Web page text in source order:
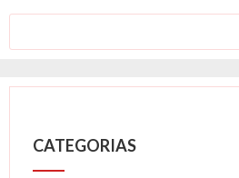
CATEGORIAS